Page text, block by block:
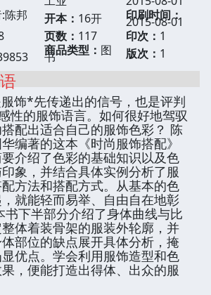
陈邦 开本： 16开 印刷时间：
2015-08-01
页数： 117 印次： 1
商品类型： 图
书 版次： 1
饰*先传递出的信号，也是评判
性的服饰语言。如何很好地驾驭
配出适合自己的服饰色彩？ 陈
编著的这本《时尚服饰搭配》
介绍了色彩的基础知识以及色
象，并结合具体实例分析了服
方法和搭配方式。从基本的色
就能轻而易举、自由自在地彰
书下半部分介绍了身体曲线与比
体着装骨架的服装外轮廓，并
部位的缺点展开具体分析，掩
优点。学会利用服饰造型和色
，便能打造出得体、出众的服